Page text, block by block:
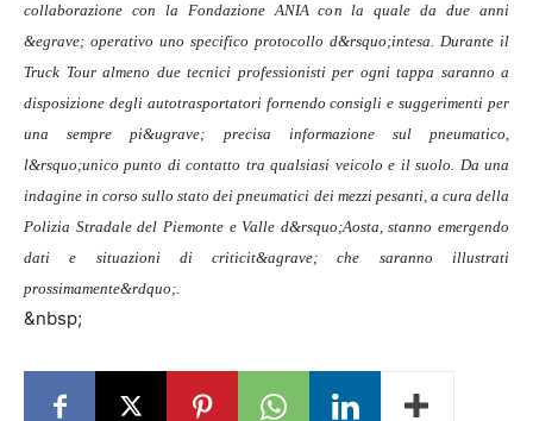
collaborazione con la Fondazione ANIA con la quale da due anni
&egrave; operativo uno specifico protocollo d&rsquo;intesa. Durante il
Truck Tour almeno due tecnici professionisti per ogni tappa saranno a
disposizione degli autotrasportatori fornendo consigli e suggerimenti per
una sempre pi&ugrave; precisa informazione sul pneumatico,
l&rsquo;unico punto di contatto tra qualsiasi veicolo e il suolo. Da una
indagine in corso sullo stato dei pneumatici dei mezzi pesanti, a cura della
Polizia Stradale del Piemonte e Valle d&rsquo;Aosta, stanno emergendo
dati e situazioni di criticit&agrave; che saranno illustrati
prossimamente&rdquo;.
&nbsp;